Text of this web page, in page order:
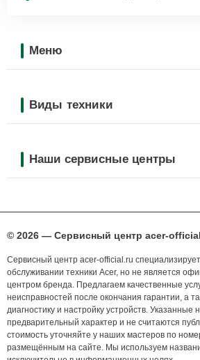
Меню
Виды техники
Наши сервисные центры
© 2026 — Сервисный центр acer-
Сервисный центр acer-official.ru
обслуживании техники Acer, но не является
центром бренда. Предлагаем качественные
неисправностей после окончания гарантии, а
диагностику и настройку устройств. Указанные
предварительный характер и не считаются
стоимость уточняйте у наших мастеров по
размещённым на сайте. Мы используем